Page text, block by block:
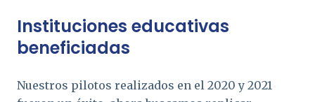
Instituciones educativas
beneficiadas
Nuestros pilotos realizados en el 2020 y 2021